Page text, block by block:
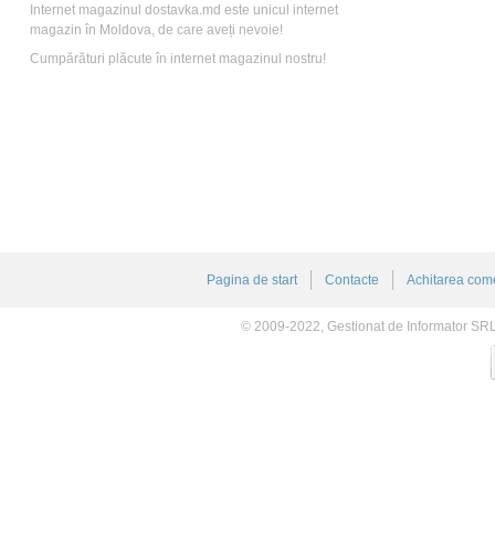
Internet magazinul dostavka.md este unicul internet
magazin în Moldova, de care aveți nevoie!
Cumpărături plăcute în internet magazinul nostru!
Pagina de start Contacte Achitarea
© 2009-2022, Gestionat de Informator